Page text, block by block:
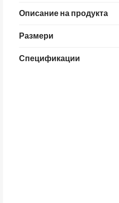
Описание на продукта
Размери
Спецификации